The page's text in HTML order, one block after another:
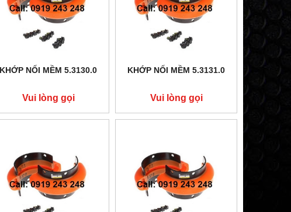
KHỚP NỐI MỀM 5.3130.0
Vui lòng gọi
KHỚP NỐI MỀM 5.3131.0
Vui lòng gọi